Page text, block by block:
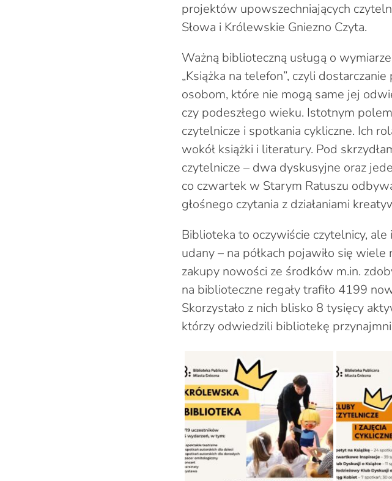
projektów upowszechniających
Słowa i Królewskie Gniezno Czyta.
Ważną biblioteczną usługą o
„Książka na telefon”, czyli
osobom, które nie mogą same jej
czy podeszłego wieku. Istotnym
czytelnicze i spotkania cykliczne. Ich
wokół książki i literatury. Pod
czytelnicze – dwa dyskusyjne oraz
co czwartek w Starym Ratuszu
głośnego czytania z działaniami
Biblioteka to oczywiście czytelnicy,
udany – na półkach pojawiło się
zakupy nowości ze środków m.in.
na biblioteczne regały trafiło 4199
Skorzystało z nich blisko 8 tysięcy
którzy odwiedzili bibliotekę